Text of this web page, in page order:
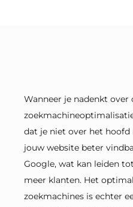
Wanneer je nadenkt
dat je niet over het hoofd
jouw website beter
Google, wat kan leiden
meer klanten. Het
zoekmachines is echter